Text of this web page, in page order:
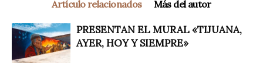
Artículo relacionados Más del autor
PRESENTAN EL MURAL «TIJUANA,
AYER, HOY Y SIEMPRE»